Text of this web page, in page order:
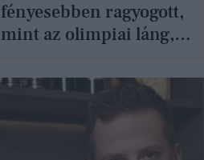
fényesebben ragyogott,
mint az olimpiai láng,
közelebb kerültünk a
francia nők örök
fiatalságának titkához